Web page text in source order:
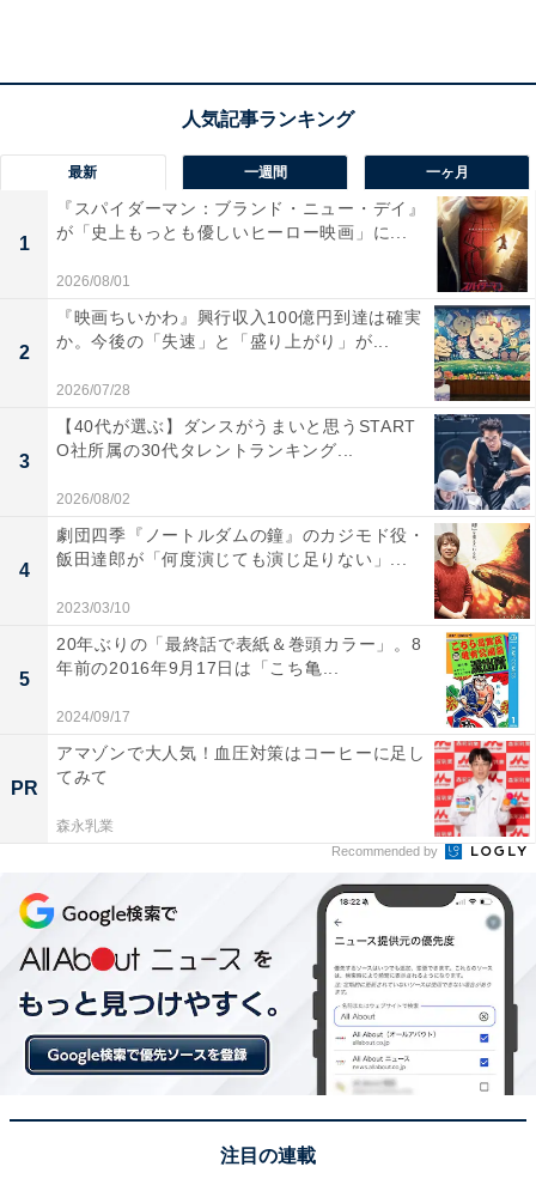
本作では、基本的にこの3人が一緒に行動し、不可解な
事件を解決していく姿が描かれる予定です。そのほかの
出演者としては、山本耕史さんをはじめ、剛力彩芽さ
ん、永尾柚乃さん、石川恋さん、Snow Man・阿部亮平
さん、B＆ZAI・橋本涼さん、新納慎也さんなどが出演。
さらに、狐であることを隠しながらカフェを経営する九
条高良をKis-My-Ft2・宮田俊哉さんが演じ、京本さんと
14年ぶりのドラマ共演を果たしています。
注目すべきは京本大我演じる“麗しい吸血鬼”
豪華な俳優陣がそろっていますが、なんといっても注目
すべきは主演の京本さんです。京本さん演じる御崎は、
人間の血液を元にその人の過去を読み取る「念写」や、
「読心術」「催眠術」などの特殊能力を使うことが可
を駆使してさまざまな難事件を解決します。
最新 一週間 一ヶ月
1
『スパイダーマン：ブランド・ニュー・デイ』
が「史上もっとも優しいヒーロー映画」に...
2026/08/01
2
『映画ちいかわ』興行収入100億円到達は確実
か。今後の「失速」と「盛り上がり」が...
2026/07/28
3
【40代が選ぶ】ダンスがうまいと思うSTART
O社所属の30代タレントランキング...
2026/08/02
4
劇団四季『ノートルダムの鐘』のカジモド役・
飯田達郎が「何度演じても演じ足りない」...
2023/03/10
5
20年ぶりの「最終話で表紙＆巻頭カラー」。8
年前の2016年9月17日は「こち亀...
2024/09/17
PR
アマゾンで大人気！血圧対策はコーヒーに足し
てみて
森永乳業
Recommended by
注目の連載